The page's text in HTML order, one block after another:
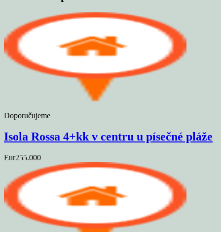
Doporučujeme
Isola Rossa 4+kk v centru u písečné pláže
Eur255.000